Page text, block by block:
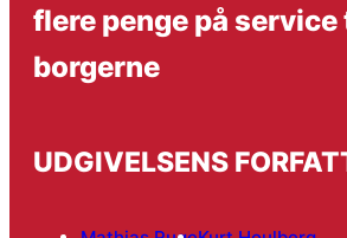
flere penge på service
borgerne
UDGIVELSENS